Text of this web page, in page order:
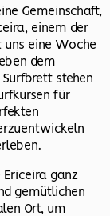
Gemeinschaft,
einem der
eine Woche
dem
stehen
für
Ericeira ganz
gemütlichen
Ort, um